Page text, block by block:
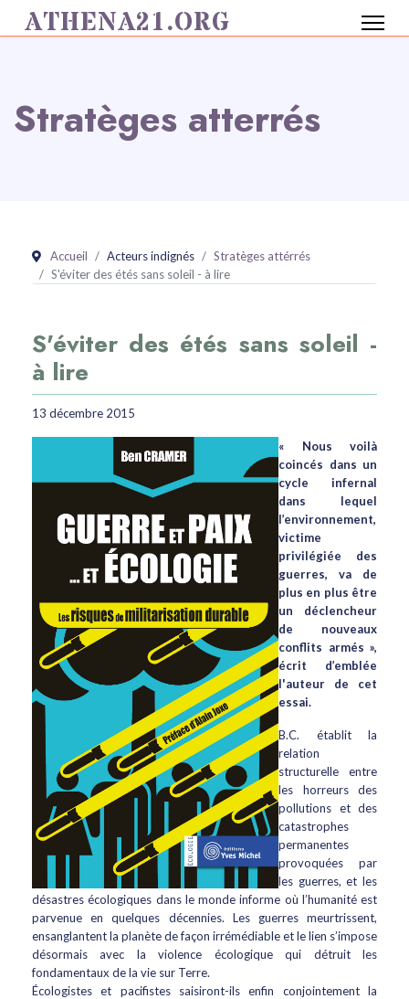
ATHENA21.ORG
Stratèges atterrés
Accueil Acteurs indignés
Stratèges attérrés
S'éviter des étés sans soleil - à lire
S'éviter des étés sans soleil -
à lire
13 décembre 2015
« Nous voilà
coincés dans un
cycle infernal
dans lequel
l’environnement,
victime
privilégiée des
guerres, va de
plus en plus être
un déclencheur
de nouveaux
conflits armés »,
écrit d’emblée
l'auteur de cet
essai.
B.C. établit la
relation
structurelle entre
les horreurs des
pollutions et des
catastrophes
permanentes
provoquées par
les guerres, et les
désastres écologiques dans le monde informe où l’humanité est
parvenue en quelques décennies. Les guerres meurtrissent,
ensanglantent la planète de façon irrémédiable et le lien s’impose
désormais avec la violence écologique qui détruit les
fondamentaux de la vie sur Terre.
Écologistes et pacifistes saisiront-ils enfin conjointement la